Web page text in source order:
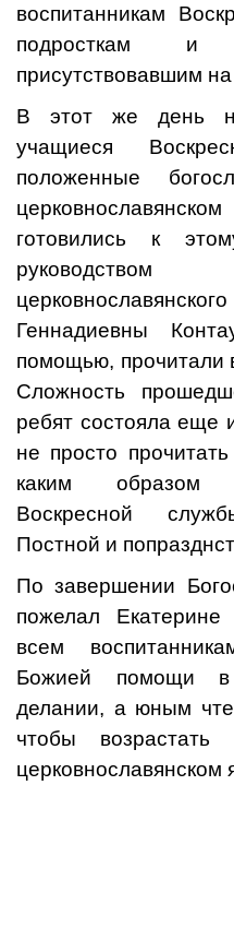
воспитанникам
подросткам
присутствовавшим
В этот же день
учащиеся
положенные
готовились к
Геннадиевны
помощью, прочитали
Сложность
ребят состояла еще
не просто
каким образом
Воскресной
Постной и
По завершении
пожелал
всем
Божией помощи в
делании, а юным
чтобы
церковнославянском